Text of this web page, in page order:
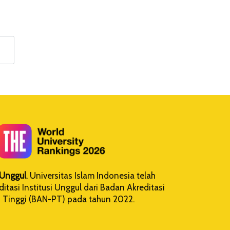
. Universitas Islam Indonesia telah
Institusi Unggul dari Badan Akreditasi
Tinggi (BAN-PT) pada tahun 2022.